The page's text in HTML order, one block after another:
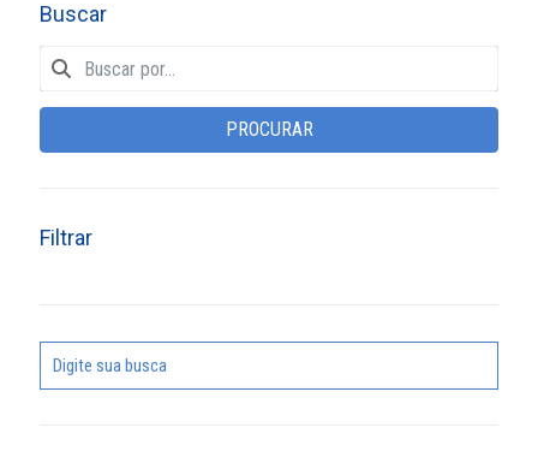
Buscar
PROCURAR
Filtrar